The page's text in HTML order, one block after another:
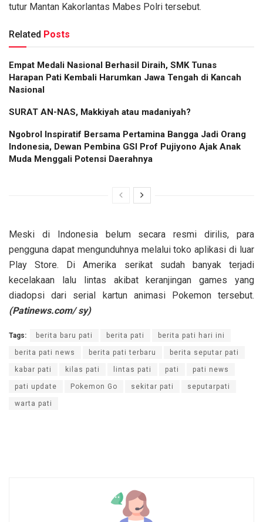
tutur Mantan Kakorlantas Mabes Polri tersebut.
Related Posts
Empat Medali Nasional Berhasil Diraih, SMK Tunas
Harapan Pati Kembali Harumkan Jawa Tengah di Kancah
Nasional
SURAT AN-NAS, Makkiyah atau madaniyah?
Ngobrol Inspiratif Bersama Pertamina Bangga Jadi Orang
Indonesia, Dewan Pembina GSI Prof Pujiyono Ajak Anak
Muda Menggali Potensi Daerahnya
Meski di Indonesia belum secara resmi dirilis, para
pengguna dapat mengunduhnya melalui toko aplikasi di luar
Play Store. Di Amerika serikat sudah banyak terjadi
kecelakaan lalu lintas akibat keranjingan games yang
diadopsi dari serial kartun animasi Pokemon tersebut.
(Patinews.com/ sy)
Tags: berita baru pati berita pati berita pati hari ini
berita pati news berita pati terbaru berita seputar pati
kabar pati kilas pati lintas pati pati pati news
pati update Pokemon Go sekitar pati seputarpati
warta pati